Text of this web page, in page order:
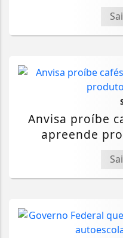
Anvisa proíbe
apreende